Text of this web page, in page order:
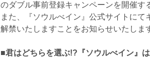
のダブル事前登録キャンペーンを開催す
また、『ソウルべイン』公式サイトに
解禁いたしますことをお知らせいたしま
■君はどちらを選ぶ!?『ソウルべイン』